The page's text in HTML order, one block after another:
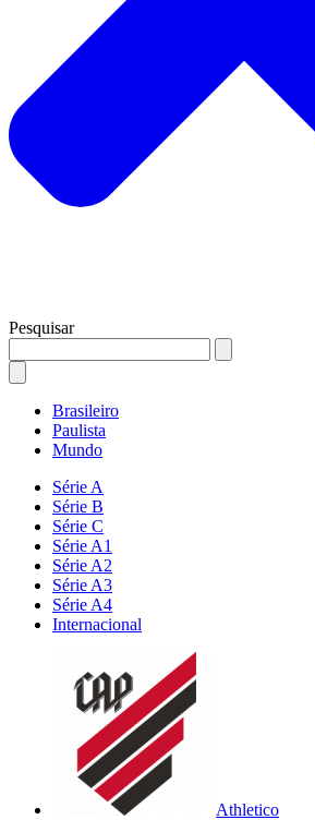
Pesquisar
Brasileiro
Paulista
Mundo
Série A
Série B
Série C
Série A1
Série A2
Série A3
Série A4
Internacional
Athletico